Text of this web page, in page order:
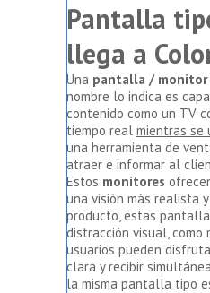
Pantalla
llega a
Una pantalla / monitor
nombre lo indica es
contenido como un TV
tiempo real mientras se
una herramienta de
atraer e informar al
Estos monitores
una visión más realista
producto, estas
distracción visual, como
usuarios pueden
clara y recibir
la misma pantalla tipo